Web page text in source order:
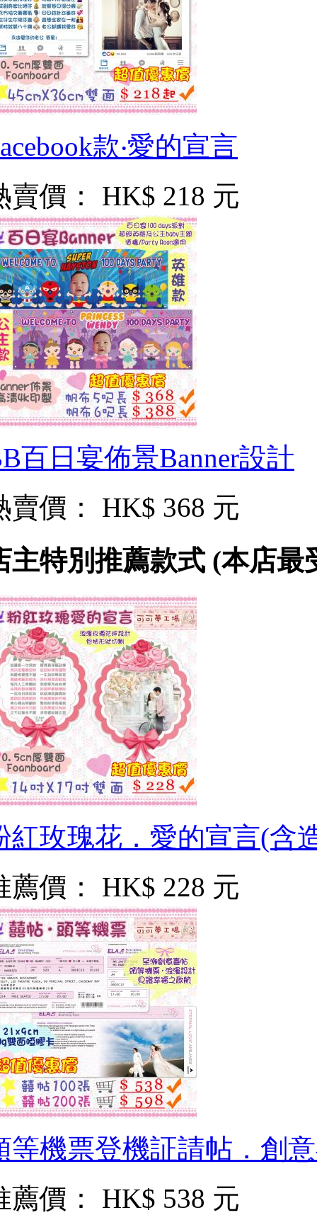
款‧愛的宣言
賣價：
HK$ 218 元
百日宴佈景Banner設計
賣價：
HK$ 368 元
主特別推薦款式 (本店最
紅玫瑰花．愛的宣言(含
薦價：
HK$ 228 元
等機票登機証請帖．創
薦價：
HK$ 538 元